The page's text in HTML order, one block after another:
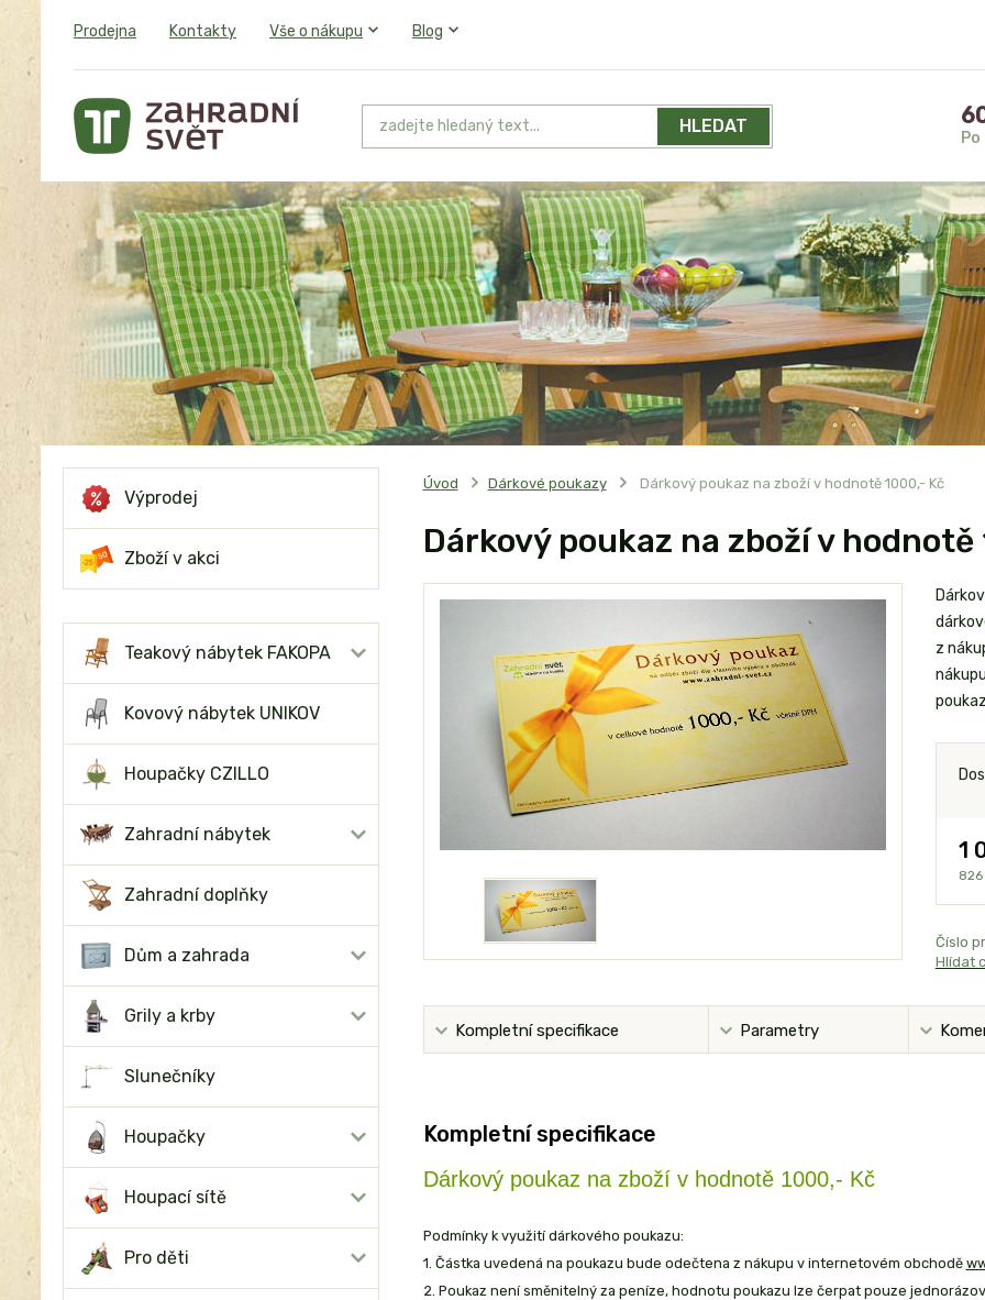
Prodejna Kontakty Vše o nákupu Blog
HLEDAT
Výprodej
Zboží v akci
Teakový nábytek FAKOPA
Kovový nábytek UNIKOV
Houpačky CZILLO
Zahradní nábytek
Zahradní doplňky
Dům a zahrada
Grily a krby
Slunečníky
Houpačky
Houpací sítě
Pro děti
Úvod Dárkové poukazy Dárkový poukaz na zboží v hodnotě 1000,- Kč
Dárkový poukaz na zboží v
z
1
826
Číslo
Hlídat
Kompletní specifikace Parametry
Kompletní specifikace
Dárkový poukaz na zboží v hodnotě 1000,- Kč
Podmínky k využití dárkového poukazu:
1. Částka uvedená na poukazu bude odečtena z nákupu v internetovém obchodě
2. Poukaz není směnitelný za peníze, hodnotu poukazu lze čerpat pouze